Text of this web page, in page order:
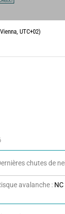
UTC+02)
chutes de
avalanche : NC